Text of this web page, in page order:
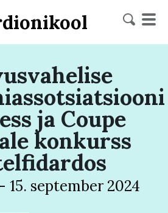
ja Coupe
konkurss
- 15. september 2024